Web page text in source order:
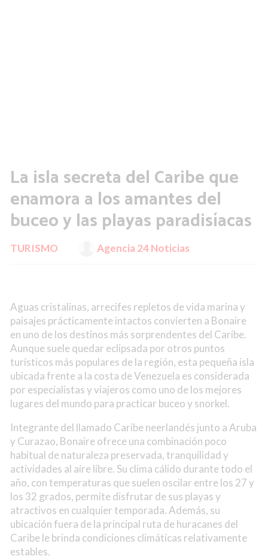
La isla secreta del Caribe que
enamora a los amantes del
buceo y las playas paradisíacas
TURISMO Agencia 24 Noticias
Aguas cristalinas, arrecifes repletos de vida marina y
paisajes prácticamente intactos convierten a Bonaire
en uno de los destinos más sorprendentes del Caribe.
Aunque suele quedar eclipsada por otros puntos
turísticos más populares de la región, esta pequeña isla
ubicada frente a la costa de Venezuela es considerada
por especialistas y viajeros como uno de los mejores
lugares del mundo para practicar buceo y snorkel.
Integrante del llamado Caribe neerlandés junto a Aruba
y Curazao, Bonaire ofrece una combinación poco
habitual de naturaleza preservada, tranquilidad y
actividades al aire libre. Su clima cálido durante todo el
año, con temperaturas que suelen oscilar entre los 27 y
los 32 grados, permite disfrutar de sus playas y
atractivos en cualquier temporada. Además, su
ubicación fuera de la principal ruta de huracanes del
Caribe le brinda condiciones climáticas relativamente
estables.